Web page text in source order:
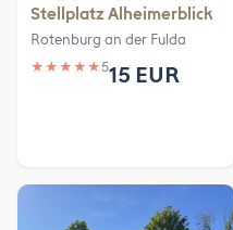
Stellplatz Alheimerblick
Rotenburg an der Fulda
★ ★ ★ ★ ★515 EUR